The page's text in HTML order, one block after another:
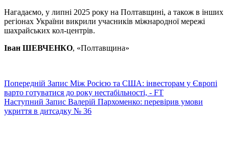
Нагадаємо, у липні 2025 року на Полтавщині, а також в інших
регіонах України викрили учасників міжнародної мережі
шахрайських кол-центрів.
Іван ШЕВЧЕНКО, «Полтавщина»
Попередній Запис Між Росією та США: інвесторам у Європі
варто готуватися до року нестабільності, - FT
Наступний Запис Валерій Пархоменко: перевірив умови
укриття в дитсадку № 36